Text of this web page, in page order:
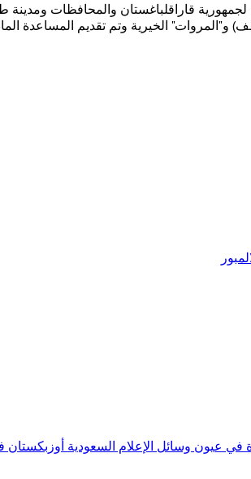
قاراقلباغستان والمحافظات ومدينة
عيون وسائل الإعلام السعودية أوزبكستان